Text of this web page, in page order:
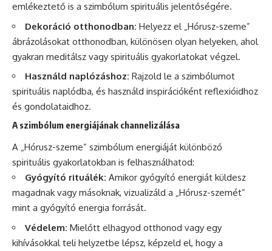
emlékeztető is a szimbólum spirituális jelentőségére.
Dekoráció otthonodban: Helyezz el „Hórusz-szeme”
ábrázolásokat otthonodban, különösen olyan helyeken, ahol
gyakran meditálsz vagy spirituális gyakorlatokat végzel.
Használd naplózáshoz: Rajzold le a szimbólumot
spirituális naplódba, és használd inspirációként reflexióidhoz
és gondolataidhoz.
A szimbólum energiájának channelizálása
A „Hórusz-szeme” szimbólum energiáját különböző
spirituális gyakorlatokban is felhasználhatod:
Gyógyító rituálék: Amikor gyógyító energiát küldesz
magadnak vagy másoknak, vizualizáld a „Hórusz-szemét”
mint a gyógyító energia forrását.
Védelem: Mielőtt elhagyod otthonod vagy egy
kihívásokkal teli helyzetbe lépsz, képzeld el, hogy a